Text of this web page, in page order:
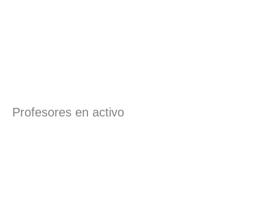
Profesores en activo